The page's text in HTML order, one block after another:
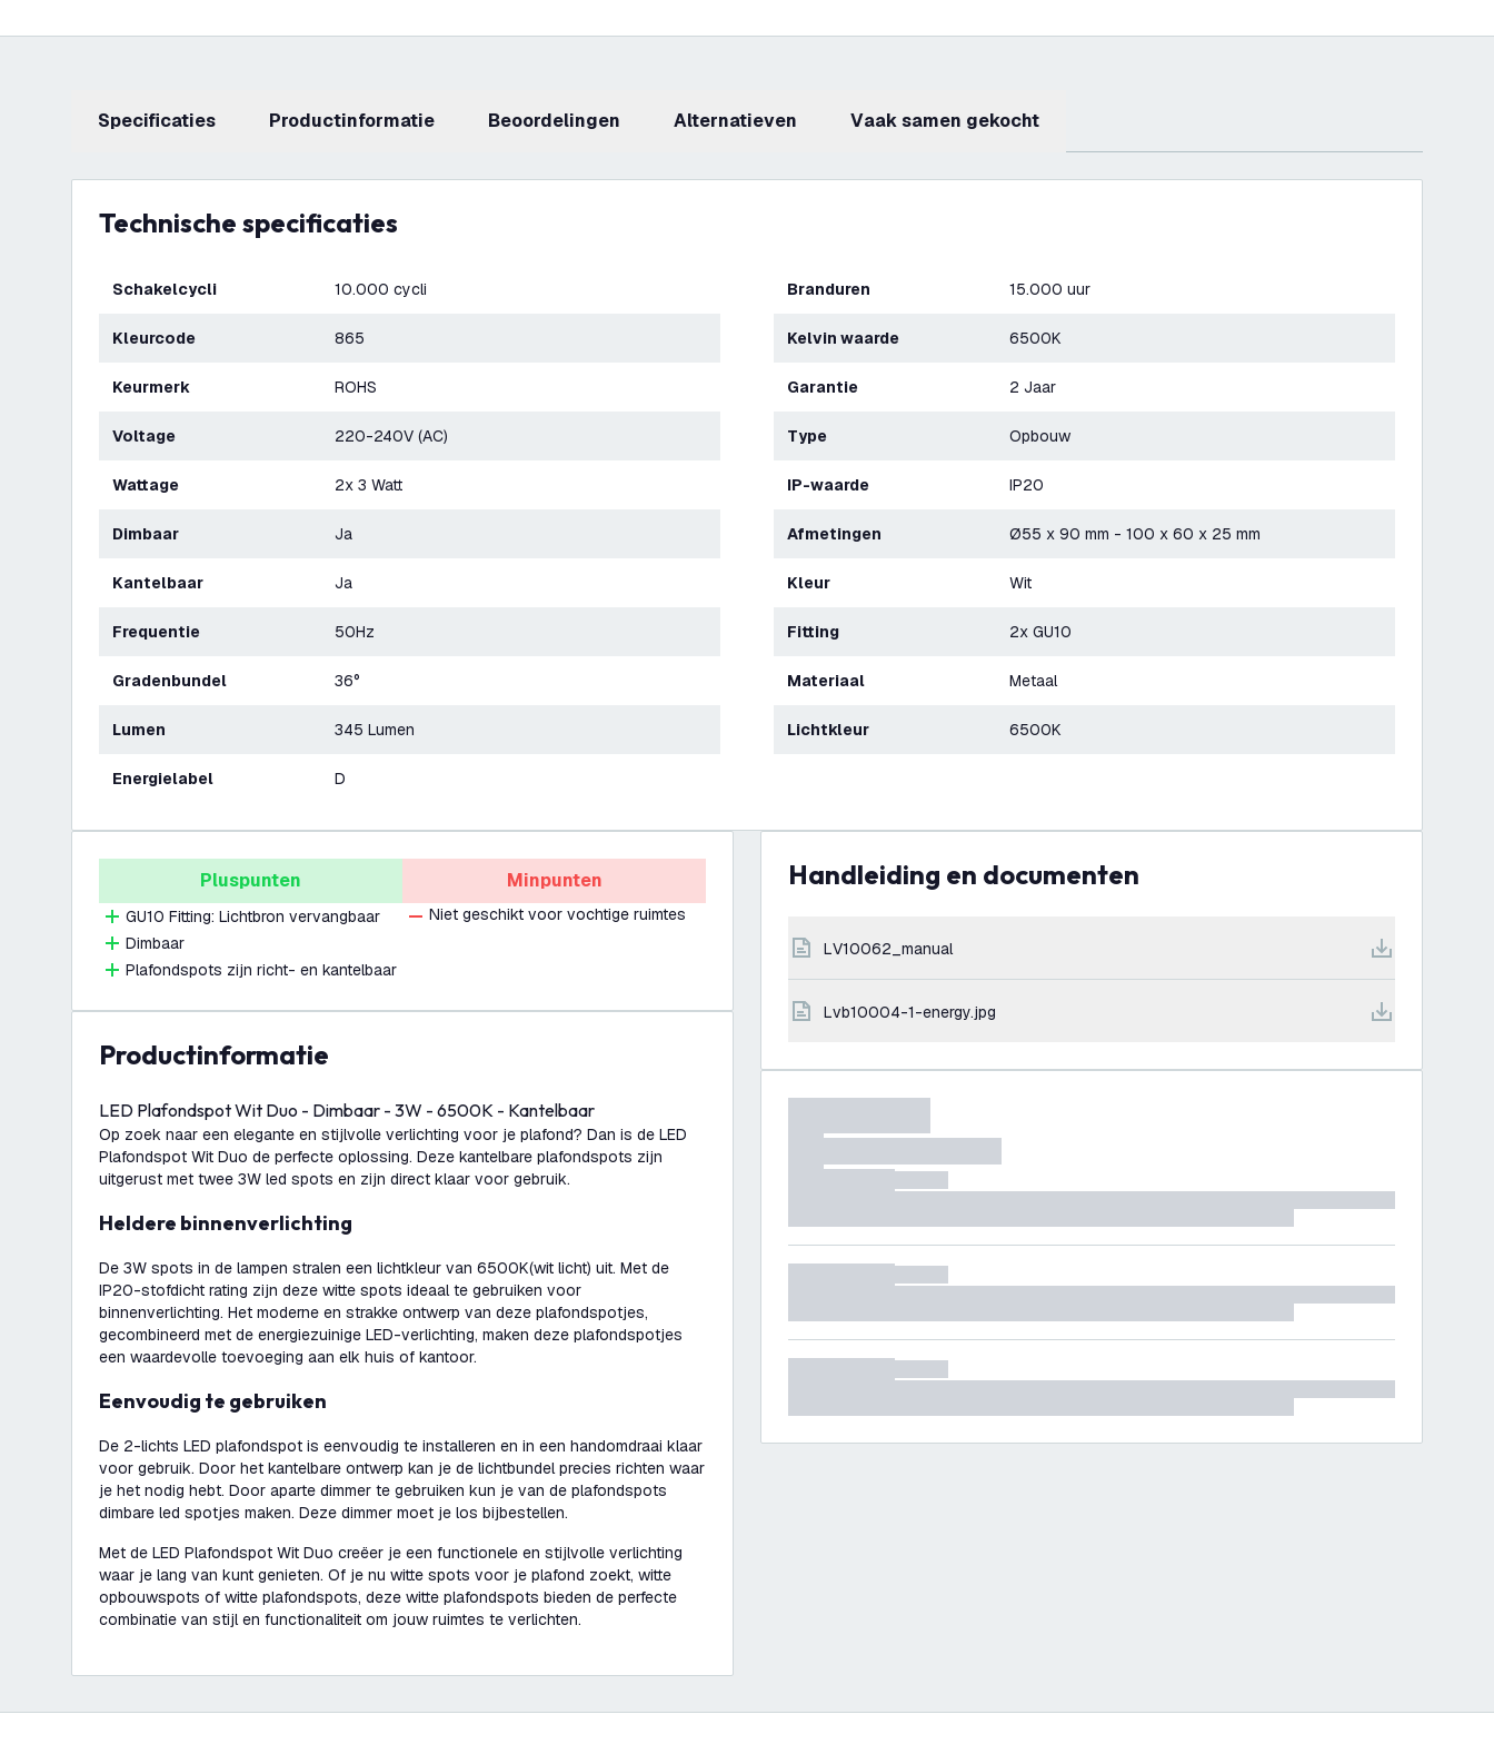
Specificaties productinformatie beoordelingen Alternatieven Vaak samen gekocht
Technische specificaties
Schakelcycli 10.000 cycli
Kleurcode 865
Keurmerk ROHS
Voltage 220-240V (AC)
Wattage 2x 3 Watt
Dimbaar Ja
Kantelbaar Ja
Frequentie 50Hz
Gradenbundel 36°
Lumen 345 Lumen
Energielabel D
Branduren 15.000 uur
Kelvin waarde 6500K
Garantie 2 Jaar
Type Opbouw
IP-waarde IP20
Afmetingen Ø55 x 90 mm - 100 x 60 x 25 mm
Kleur Wit
Fitting 2x GU10
Materiaal Metaal
Lichtkleur 6500K
Pluspunten
GU10 Fitting: Lichtbron vervangbaar
Dimbaar
Plafondspots zijn richt- en kantelbaar
Minpunten
Niet geschikt voor vochtige ruimtes
productinformatie
LED Plafondspot Wit Duo - Dimbaar - 3W - 6500K - Kantelbaar
Op zoek naar een elegante en stijlvolle verlichting voor je plafond? Dan is de LED
Plafondspot Wit Duo de perfecte oplossing. Deze kantelbare plafondspots zijn
uitgerust met twee 3W led spots en zijn direct klaar voor gebruik.
Heldere binnenverlichting
De 3W spots in de lampen stralen een lichtkleur van 6500K(wit licht) uit. Met de
IP20-stofdicht rating zijn deze witte spots ideaal te gebruiken voor
binnenverlichting. Het moderne en strakke ontwerp van deze plafondspotjes,
gecombineerd met de energiezuinige LED-verlichting, maken deze plafondspotjes
een waardevolle toevoeging aan elk huis of kantoor.
Eenvoudig te gebruiken
De 2-lichts LED plafondspot is eenvoudig te installeren en in een handomdraai klaar
voor gebruik. Door het kantelbare ontwerp kan je de lichtbundel precies richten waar
je het nodig hebt. Door aparte dimmer te gebruiken kun je van de plafondspots
dimbare led spotjes maken. Deze dimmer moet je los bijbestellen.
Met de LED Plafondspot Wit Duo creëer je een functionele en stijlvolle verlichting
waar je lang van kunt genieten. Of je nu witte spots voor je plafond zoekt, witte
opbouwspots of witte plafondspots, deze witte plafondspots bieden de perfecte
combinatie van stijl en functionaliteit om jouw ruimtes te verlichten.
Handleiding en documenten
LV10062_manual
lvb10004-1-energy.jpg